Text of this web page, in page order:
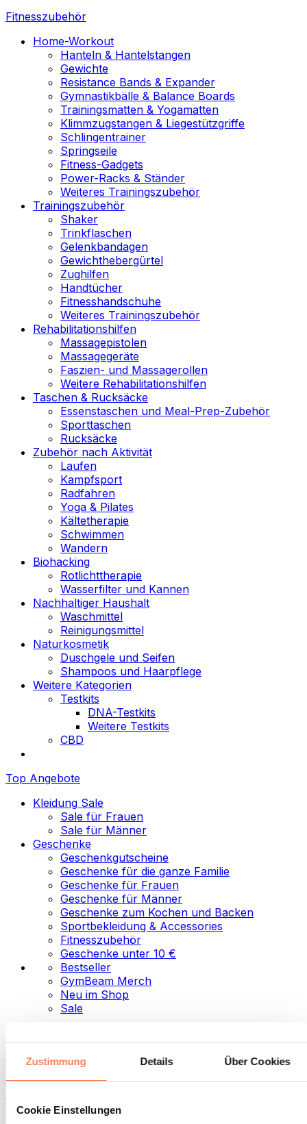
Zustimmung Details Über Cookies
Cookie Einstellungen
Fitnesszubehör
Home-Workout
Hanteln & Hantelstangen
Gewichte
Resistance Bands & Expander
Gymnastikbälle & Balance Boards
Trainingsmatten & Yogamatten
Klimmzugstangen & Liegestützgriffe
Schlingentrainer
Springseile
Fitness-Gadgets
Power-Racks & Ständer
Weiteres Trainingszubehör
Trainingszubehör
Shaker
Trinkflaschen
Gelenkbandagen
Gewichthebergürtel
Zughilfen
Handtücher
Fitnesshandschuhe
Weiteres Trainingszubehör
Rehabilitationshilfen
Massagepistolen
Massagegeräte
Faszien- und Massagerollen
Weitere Rehabilitationshilfen
Taschen & Rucksäcke
Essenstaschen und Meal-Prep-Zubehör
Sporttaschen
Rucksäcke
Zubehör nach Aktivität
Laufen
Kampfsport
Radfahren
Yoga & Pilates
Kältetherapie
Schwimmen
Wandern
Biohacking
Rotlichttherapie
Wasserfilter und Kannen
Nachhaltiger Haushalt
Waschmittel
Reinigungsmittel
Naturkosmetik
Duschgele und Seifen
Shampoos und Haarpflege
Weitere Kategorien
Testkits
DNA-Testkits
Weitere Testkits
CBD
Top Angebote
Kleidung Sale
Sale für Frauen
Sale für Männer
Geschenke
Geschenkgutscheine
Geschenke für die ganze Familie
Geschenke für Frauen
Geschenke für Männer
Geschenke zum Kochen und Backen
Sportbekleidung & Accessories
Fitnesszubehör
Geschenke unter 10 €
Bestseller
GymBeam Merch
Neu im Shop
Sale
Lebensmittel
Fitness-Food
Aufstriche und Pasten